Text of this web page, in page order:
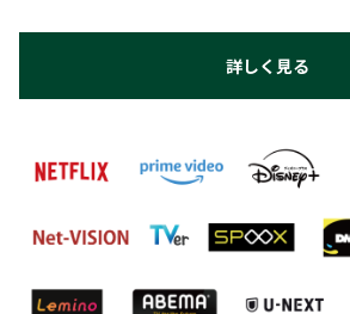
詳しく見る